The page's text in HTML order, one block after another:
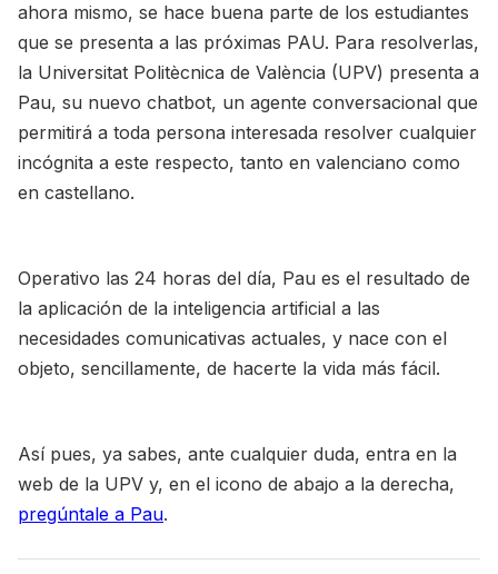
ahora mismo, se hace buena parte de los estudiantes
que se presenta a las próximas PAU. Para resolverlas,
la Universitat Politècnica de València (UPV) presenta a
Pau, su nuevo chatbot, un agente conversacional que
permitirá a toda persona interesada resolver cualquier
incógnita a este respecto, tanto en valenciano como
en castellano.
Operativo las 24 horas del día, Pau es el resultado de
la aplicación de la inteligencia artificial a las
necesidades comunicativas actuales, y nace con el
objeto, sencillamente, de hacerte la vida más fácil.
Así pues, ya sabes, ante cualquier duda, entra en la
web de la UPV y, en el icono de abajo a la derecha,
pregúntale a Pau.